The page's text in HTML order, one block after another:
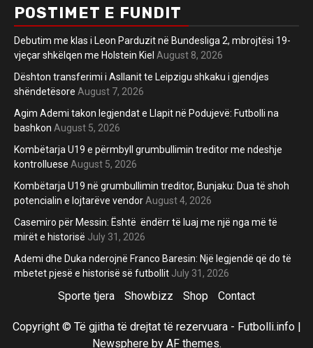
POSTIMET E FUNDIT
Debutim me klas i Leon Parduzit në Bundesliga 2, mbrojtësi 19-
vjeçar shkëlqen me Holstein Kiel August 8, 2026
Dështon transferimi i Asllanit te Leipzigu shkaku i gjendjes
shëndetësore August 7, 2026
Agim Ademi takon legjendat e Llapit në Podujevë: Futbolli na
bashkon August 5, 2026
Kombëtarja U19 e përmbyll grumbullimin treditor me ndeshje
kontrolluese August 5, 2026
Kombëtarja U19 në grumbullimin treditor, Bunjaku: Dua të shoh
potencialin e lojtarëve vendor August 4, 2026
Casemiro për Messin: Është ëndërr të luaj me një nga më të
mirët e historisë July 31, 2026
Ademi dhe Duka nderojnë Franco Baresin: Një legjendë që do të
mbetet pjesë e historisë së futbollit July 31, 2026
Sporte tjera Showbizz Shop Contact
Copyright © Të gjitha të drejtat të rezervuara - Futbolli.info |
Newsphereby AF themes.